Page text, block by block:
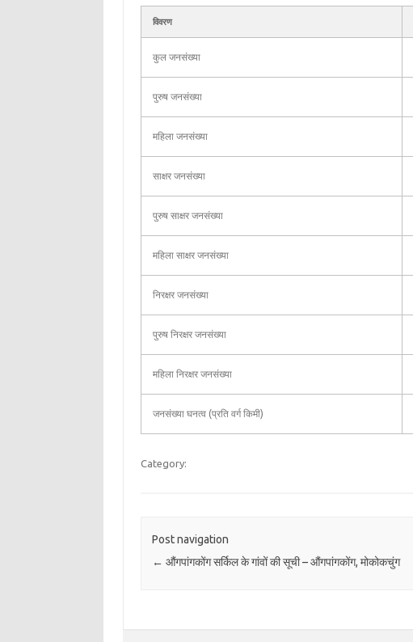
विवरण
कुल जनसंख्या
पुरुष जनसंख्या
महिला जनसंख्या
साक्षर जनसंख्या
पुरुष साक्षर जनसंख्या
महिला साक्षर जनसंख्या
निरक्षर जनसंख्या
पुरुष निरक्षर जनसंख्या
महिला निरक्षर जनसंख्या
जनसंख्या घनत्व (प्रति वर्ग किमी)
Category:
Post navigation
← औंगपांगकोंग सर्किल के गांवों की सूची – औंगपांगकोंग, मोकोकचुंग